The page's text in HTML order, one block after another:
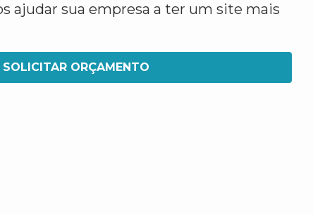
ajudar sua empresa a ter um site mais
SOLICITAR ORÇAMENTO